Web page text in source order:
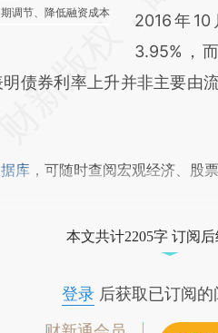
调节、降低融资成本
2016年
3.95%，
债券利率上升并非主要由
库 ，可随时查阅宏观经济、股
本文共计2205字 订阅
登录后获取已订阅的